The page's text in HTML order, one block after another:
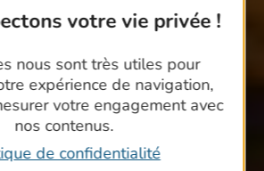
votre vie privée !
nous sont très utiles pour
expérience de navigation,
votre engagement avec
nos contenus.
de confidentialité